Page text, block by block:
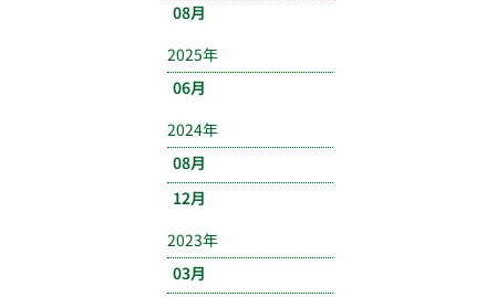
08月
2025年
06月
2024年
08月
12月
2023年
03月